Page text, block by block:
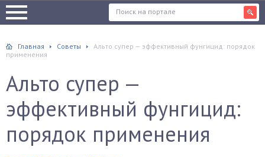
Главная Советы
Альто супер — эффективный фунгицид: порядок
применения
Альто супер —
эффективный фунгицид:
порядок применения